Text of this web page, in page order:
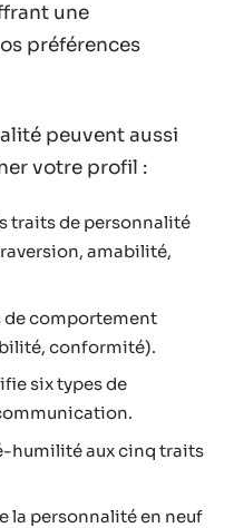
une
préférences
peuvent aussi
votre profil :
traits de personnalité
amabilité,
de comportement
conformité).
six types de
humilité aux cinq traits
la personnalité en neuf